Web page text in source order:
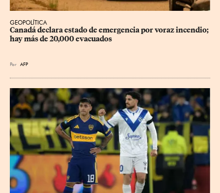
GEOPOLÍTICA
Canadá declara estado de emergencia por voraz incendio;
hay más de 20,000 evacuados
Por AFP